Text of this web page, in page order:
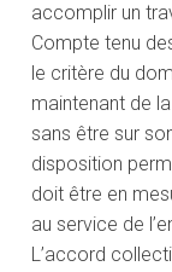
accomplir un
Compte tenu
le critère du
maintenant de
sans être sur
disposition
doit être en
au service de
L’accord